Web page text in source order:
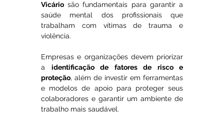
Vicário são fundamentais para garantir a
saúde mental dos profissionais que
trabalham com vítimas de trauma e
violência.
Empresas e organizações devem priorizar
a identificação de fatores de risco e
proteção, além de investir em ferramentas
e modelos de apoio para proteger seus
colaboradores e garantir um ambiente de
trabalho mais saudável.